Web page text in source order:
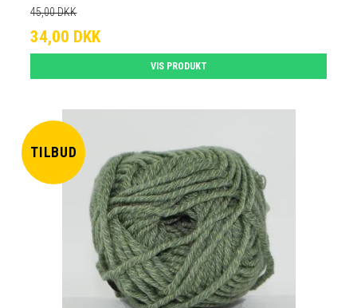
45,00 DKK
34,00 DKK
VIS PRODUKT
TILBUD